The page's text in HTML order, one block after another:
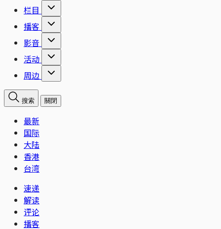
栏目
播客
影音
活动
周边
搜索 關閉
最新
国际
大陆
香港
台湾
速递
解读
评论
播客